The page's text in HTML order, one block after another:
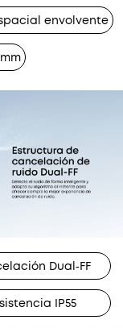
envolvente
Dual‑FF
IP55